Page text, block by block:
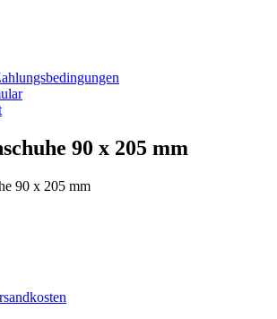
90 x 205 mm